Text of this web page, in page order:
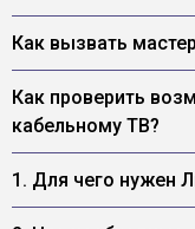
Как вызвать
Как проверить
кабельному ТВ?
1. Для чего нужен